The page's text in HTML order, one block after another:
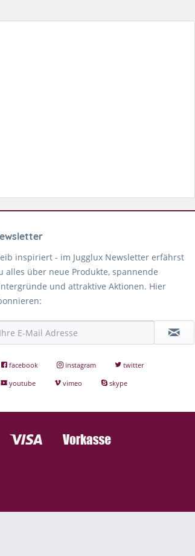
inspiriert - im Jugglux Newsletter erfährst
alles über neue Produkte, spannende
und attraktive Aktionen. Hier
facebook instagram
twitter
youtube
vimeo skype